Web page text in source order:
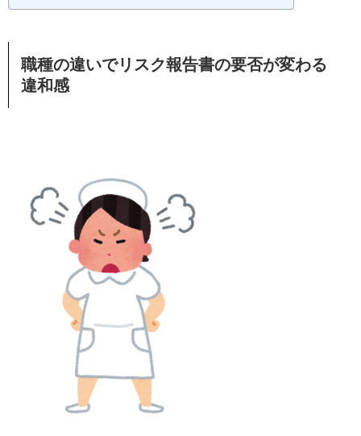
職種の違いでリスク報告書の要否が変わる
違和感